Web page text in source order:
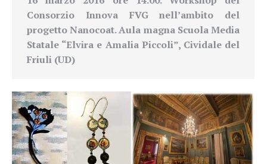
Consorzio Innova FVG nell’ambito del
progetto Nanocoat.Aula magna Scuola Media
Statale “Elvira e Amalia Piccoli”, Cividale del
Friuli (UD)